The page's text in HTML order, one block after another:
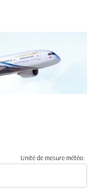
Unité de mesure météo: